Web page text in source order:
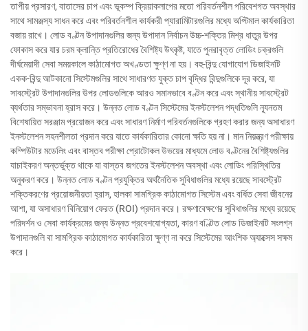
তাপীয় প্রসারণ, বাতাসের চাপ এবং ভূকম্প ক্রিয়াকলাপের মতো পরিবর্তনশীল পরিবেশগত অবস্থার
সাথে সামঞ্জস্য সাধন করে এবং পরিবর্তনশীল কার্যকরী প্যারামিটারগুলির মধ্যে অপ্টিমাল কার্যকারিতা
বজায় রাখে। লোড বণ্টন উপাদানগুলির জন্য উপাদান নির্বাচন উচ্চ-শক্তির মিশ্র ধাতুর উপর
ফোকাস করে যার চরম ক্লান্তি প্রতিরোধের বৈশিষ্ট্য উৎকৃষ্ট, যাতে পুনরাবৃত্ত লোডিং চক্রগুলি
দীর্ঘমেয়াদী সেবা সময়কালে কাঠামোগত অখণ্ডতা ক্ষুণ্ণ না হয়। বহু-বিন্দু যোগাযোগ ডিজাইনটি
একক-বিন্দু আটকানো সিস্টেমগুলির সাথে সাধারণত যুক্ত চাপ বৃদ্ধির বিন্দুগুলিকে দূর করে, যা
সাবস্ট্রেট উপাদানগুলির উপর লোডগুলিকে আরও সমানভাবে বণ্টন করে এবং স্থানীয় সাবস্ট্রেট
ব্যর্থতার সম্ভাবনা হ্রাস করে। উন্নত লোড বণ্টন সিস্টেমের ইনস্টলেশন পদ্ধতিগুলি ন্যূনতম
বিশেষায়িত সরঞ্জাম প্রয়োজন করে এবং সাধারণ নির্মাণ পরিবর্তনগুলিকে গ্রহণ করার জন্য অসাধারণ
ইনস্টলেশন সহনশীলতা প্রদান করে যাতে কার্যকারিতার কোনো ক্ষতি হয় না। মান নিয়ন্ত্রণ পরীক্ষায়
কম্পিউটার মডেলিং এবং বাস্তব পরীক্ষা প্রোটোকল উভয়ের মাধ্যমে লোড বণ্টনের বৈশিষ্ট্যগুলির
যাচাইকরণ অন্তর্ভুক্ত থাকে যা বাস্তব জগতের ইনস্টলেশন অবস্থা এবং লোডিং পরিস্থিতির
অনুকরণ করে। উন্নত লোড বণ্টন প্রযুক্তির অর্থনৈতিক সুবিধাগুলির মধ্যে রয়েছে সাবস্ট্রেট
শক্তিকরণের প্রয়োজনীয়তা হ্রাস, হালকা সামগ্রিক কাঠামোগত সিস্টেম এবং বর্ধিত সেবা জীবনের
আশা, যা অসাধারণ বিনিয়োগ ফেরত (ROI) প্রদান করে। রক্ষণাবেক্ষণের সুবিধাগুলির মধ্যে রয়েছে
পরিদর্শন ও সেবা কার্যক্রমের জন্য উন্নত প্রবেশযোগ্যতা, কারণ বণ্টিত লোড ডিজাইনটি সংলগ্ন
উপাদানগুলি বা সামগ্রিক কাঠামোগত কার্যকারিতা ক্ষুণ্ণ না করে সিস্টেমের আংশিক অ্যাক্সেস সক্ষম
করে।